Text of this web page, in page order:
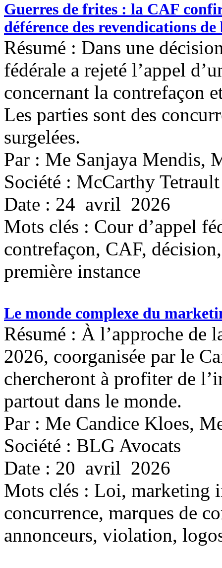
Guerres de frites : la CAF
déférence des revendications
Résumé : Dans une
fédérale a rejeté l’appel
concernant la contrefaçon
Les parties sont des
surgelées.
Par : Me Sanjaya Mendis,
Société : McCarthy Tetrault
Date : 24 avril 2026
Mots clés : Cour d’appel
contrefaçon, CAF,
première instance
Le monde complexe du
Résumé : À l’approche de
2026, coorganisée par le
chercheront à profiter de
partout dans le monde.
Par : Me Candice Kloes,
Société : BLG Avocats
Date : 20 avril 2026
Mots clés : Loi, marketing
concurrence, marques de
annonceurs, violation,